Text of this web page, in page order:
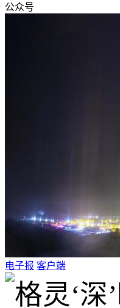
公众号
电子报 客户端